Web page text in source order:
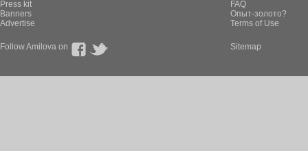
Press kit
Banners
Advertise
FAQ
Опыт-золото?
Terms of Use
Follow Amilova on Sitemap